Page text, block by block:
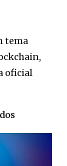
tema
oficial